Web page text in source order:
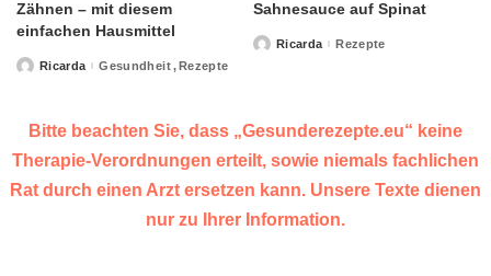
Zähnen – mit diesem
einfachen Hausmittel
PostedRicarda Gesundheit Rezepte
Sahnesauce auf Spinat
PostedRicarda Rezepte
Bitte beachten Sie, dass „Gesunderezepte.eu“ keine
Therapie-Verordnungen erteilt, sowie niemals fachlichen
Rat durch einen Arzt ersetzen kann. Unsere Texte dienen
nur zu Ihrer Information.